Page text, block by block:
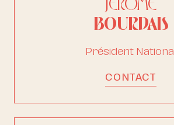
BOURDAIS
Président National
CONTACT